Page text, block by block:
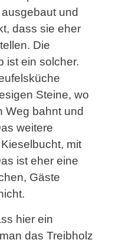
und
dass sie eher
Die
ist ein solcher.
Steine, wo
Weg bahnt und
weitere
mit
ist eher eine
Gäste
hier ein
das Treibholz